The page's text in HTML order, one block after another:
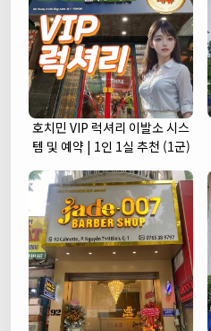
호치민 VIP 럭셔리 이발소 시스
템 및 예약 | 1인 1실 추천 (1군)